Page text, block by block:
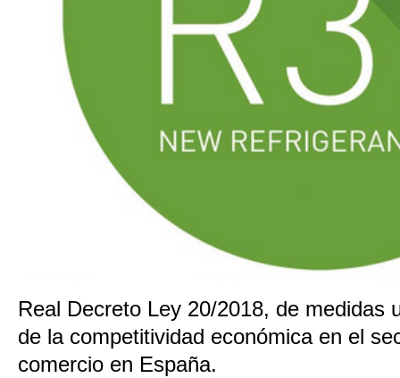
Real Decreto Ley 20/2018, de medidas
de la competitividad económica en el
comercio en España.